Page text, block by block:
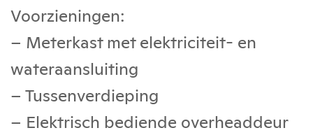
Voorzieningen:
– Meterkast met elektriciteit- en
wateraansluiting
– Tussenverdieping
– Elektrisch bediende overheaddeur